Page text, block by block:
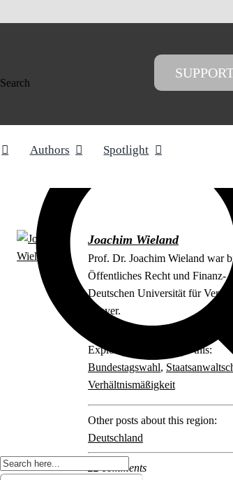
Search
Authors Spotlight
Joachim Wieland
Prof. Dr. Joachim Wieland war
Öffentliches Recht und Finanz-
Deutschen Universität für
Speyer.
Explore posts related to this:
Bundestagswahl,
Verhältnismäßigkeit
Other posts about this region:
Deutschland
22 comments